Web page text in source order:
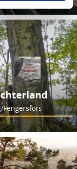
Fengersfors